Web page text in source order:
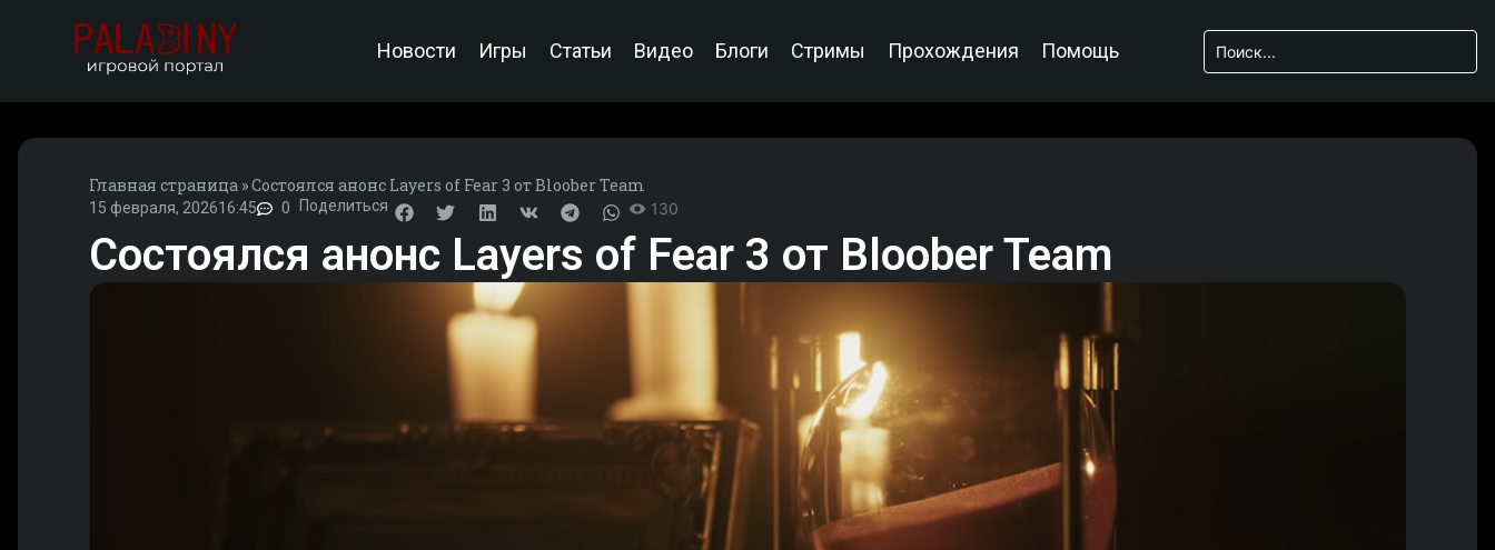
Новости Игры Статьи Видео Блоги Стримы Прохождения Помощь
Главная страница »Состоялся анонс Layers of Fear 3 от Bloober Team
15 февраля, 202616:45 0 Поделиться 130
Состоялся анонс Layers of Fear 3 от Bloober Team